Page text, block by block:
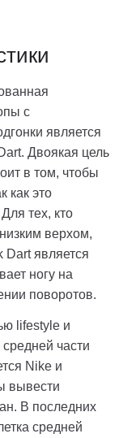
с
является
Двоякая цель
в том, чтобы
как это
тех, кто
верхом,
Dart является
ногу на
поворотов.
lifestyle и
части
Nike и
вывести
В последних
средней